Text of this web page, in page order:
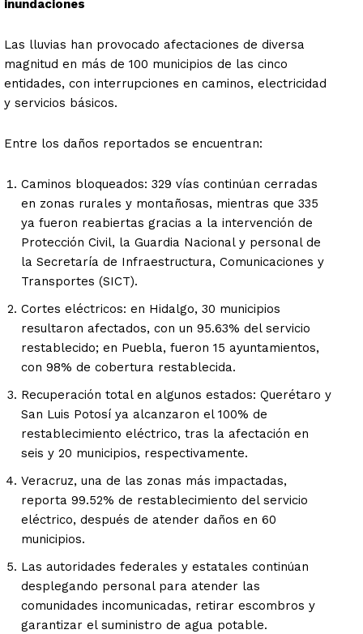
inundaciones
Las lluvias han provocado afectaciones de diversa
magnitud en más de 100 municipios de las cinco
entidades, con interrupciones en caminos, electricidad
y servicios básicos.
Entre los daños reportados se encuentran:
Caminos bloqueados: 329 vías continúan cerradas
en zonas rurales y montañosas, mientras que 335
ya fueron reabiertas gracias a la intervención de
Protección Civil, la Guardia Nacional y personal de
la Secretaría de Infraestructura, Comunicaciones y
Transportes (SICT).
Cortes eléctricos: en Hidalgo, 30 municipios
resultaron afectados, con un 95.63% del servicio
restablecido; en Puebla, fueron 15 ayuntamientos,
con 98% de cobertura restablecida.
Recuperación total en algunos estados: Querétaro y
San Luis Potosí ya alcanzaron el 100% de
restablecimiento eléctrico, tras la afectación en
seis y 20 municipios, respectivamente.
Veracruz, una de las zonas más impactadas,
reporta 99.52% de restablecimiento del servicio
eléctrico, después de atender daños en 60
municipios.
Las autoridades federales y estatales continúan
desplegando personal para atender las
comunidades incomunicadas, retirar escombros y
garantizar el suministro de agua potable.